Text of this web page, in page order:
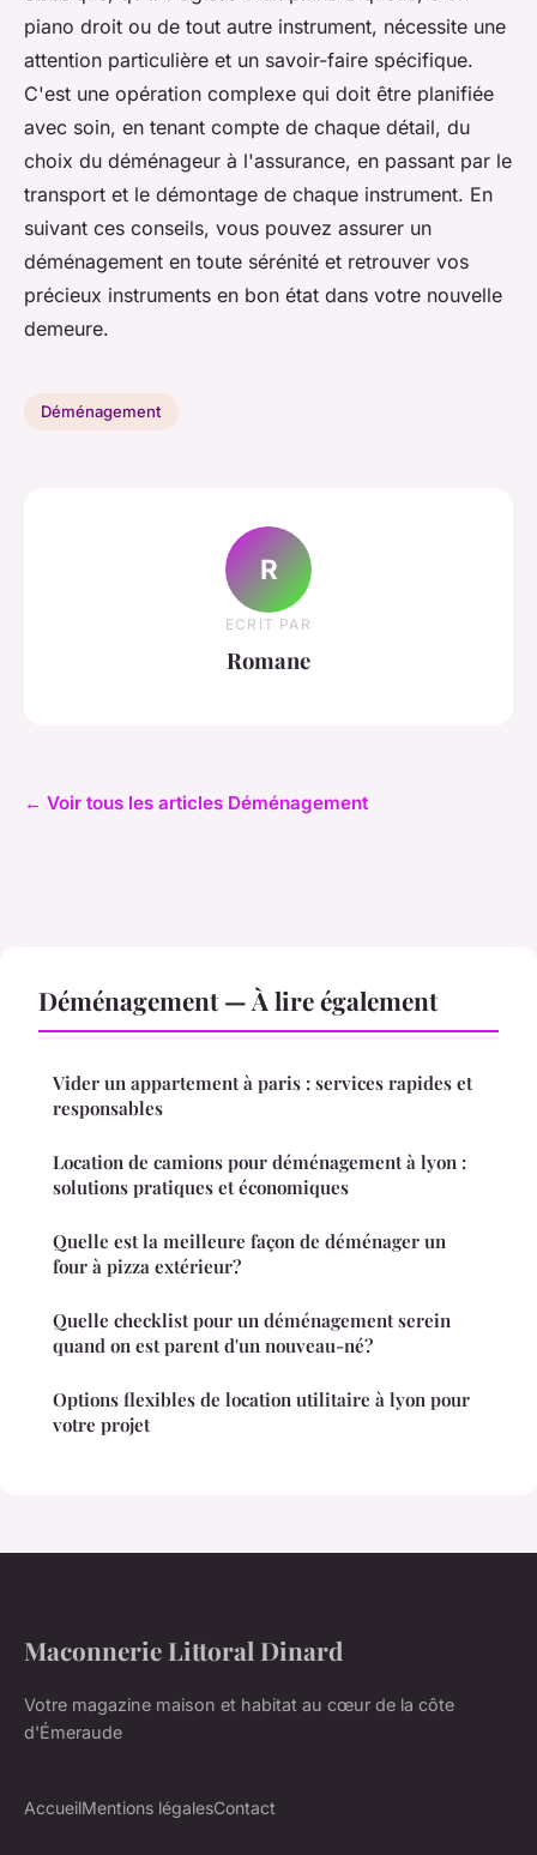
piano droit ou de tout autre instrument, nécessite une
attention particulière et un savoir-faire spécifique.
C'est une opération complexe qui doit être planifiée
avec soin, en tenant compte de chaque détail, du
choix du déménageur à l'assurance, en passant par le
transport et le démontage de chaque instrument. En
suivant ces conseils, vous pouvez assurer un
déménagement en toute sérénité et retrouver vos
précieux instruments en bon état dans votre nouvelle
demeure.
Déménagement
R
ECRIT PAR
Romane
← Voir tous les articles Déménagement
Déménagement — À lire également
Vider un appartement à paris : services rapides et
responsables
Location de camions pour déménagement à lyon :
solutions pratiques et économiques
Quelle est la meilleure façon de déménager un
four à pizza extérieur?
Quelle checklist pour un déménagement serein
quand on est parent d'un nouveau-né?
Options flexibles de location utilitaire à lyon pour
votre projet
Maconnerie Littoral Dinard
Votre magazine maison et habitat au cœur de la côte
d'Émeraude
AccueilMentions légalesContact